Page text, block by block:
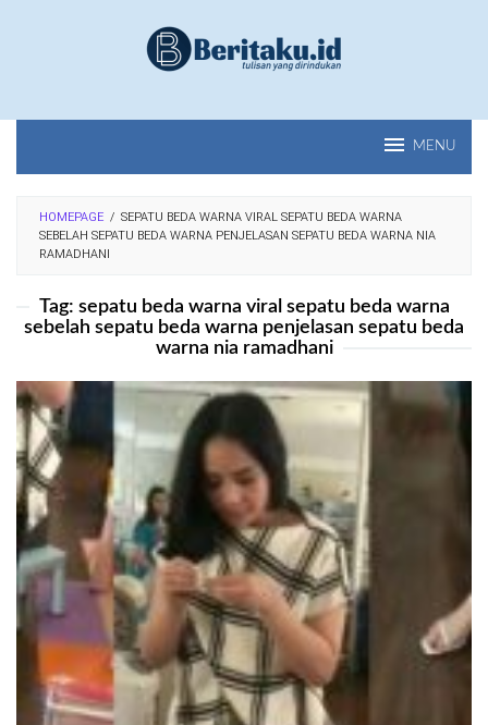
MENU
HOMEPAGE / SEPATU BEDA WARNA VIRAL SEPATU BEDA WARNA
SEBELAH SEPATU BEDA WARNA PENJELASAN SEPATU BEDA WARNA NIA
RAMADHANI
Tag: sepatu beda warna viral sepatu beda warna
sebelah sepatu beda warna penjelasan sepatu beda
warna nia ramadhani